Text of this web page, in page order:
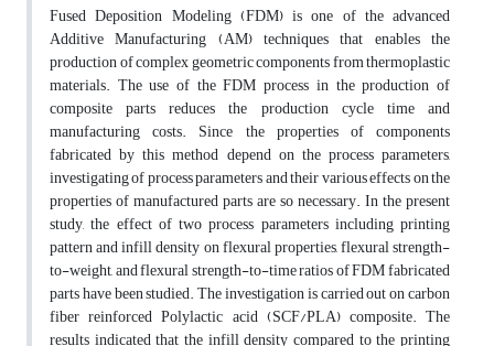
Fused Deposition Modeling (FDM) is one of the advanced
Additive Manufacturing (AM) techniques that enables the
production of complex geometric components from thermoplastic
materials. The use of the FDM process in the production of
composite parts reduces the production cycle time and
manufacturing costs. Since the properties of components
fabricated by this method depend on the process parameters,
investigating of process parameters and their various effects on the
properties of manufactured parts are so necessary. In the present
study, the effect of two process parameters including printing
pattern and infill density on flexural properties, flexural strength-
to-weight, and flexural strength-to-time ratios of FDM fabricated
parts have been studied. The investigation is carried out on carbon
fiber reinforced Polylactic acid (SCF/PLA) composite. The